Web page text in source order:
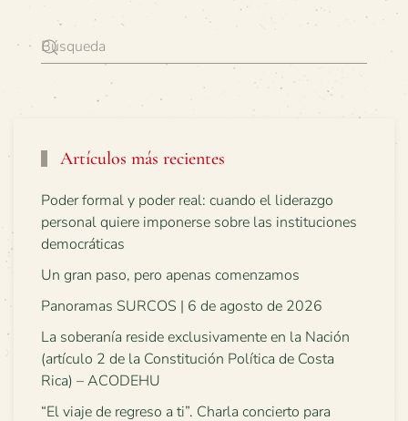
Artículos más recientes
Poder formal y poder real: cuando el liderazgo
personal quiere imponerse sobre las instituciones
democráticas
Un gran paso, pero apenas comenzamos
Panoramas SURCOS | 6 de agosto de 2026
La soberanía reside exclusivamente en la Nación
(artículo 2 de la Constitución Política de Costa
Rica) – ACODEHU
“El viaje de regreso a ti”. Charla concierto para